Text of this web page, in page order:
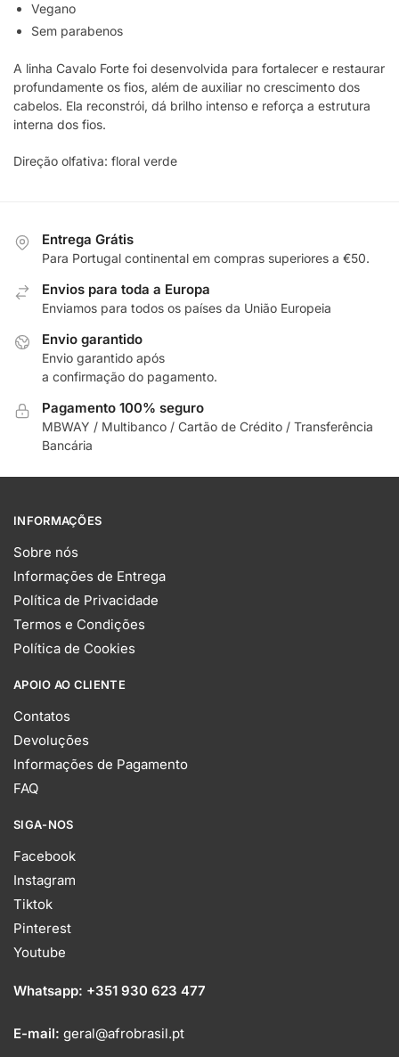
Vegano
Sem parabenos
A linha Cavalo Forte foi desenvolvida para fortalecer e restaurar
profundamente os fios, além de auxiliar no crescimento dos
cabelos. Ela reconstrói, dá brilho intenso e reforça a estrutura
interna dos fios.
Direção olfativa: floral verde
Entrega Grátis
Para Portugal continental em compras superiores a €50.
Envios para toda a Europa
Enviamos para todos os países da União Europeia
Envio garantido
Envio garantido após
a confirmação do pagamento.
Pagamento 100% seguro
MBWAY / Multibanco / Cartão de Crédito / Transferência
Bancária
INFORMAÇÕES
Sobre nós
Informações de Entrega
Política de Privacidade
Termos e Condições
Política de Cookies
APOIO AO CLIENTE
Contatos
Devoluções
Informações de Pagamento
FAQ
SIGA-NOS
Facebook
Instagram
Tiktok
Pinterest
Youtube
Whatsapp: +351 930 623 477
E-mail: geral@afrobrasil.pt